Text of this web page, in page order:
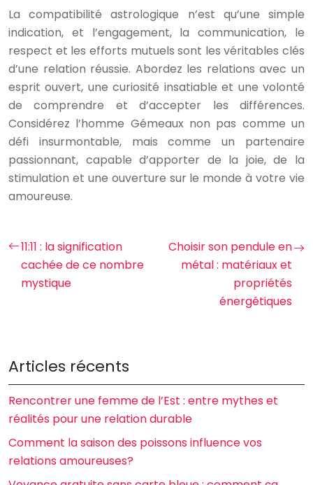
La compatibilité astrologique n’est qu’une simple
indication, et l’engagement, la communication, le
respect et les efforts mutuels sont les véritables clés
d’une relation réussie. Abordez les relations avec un
esprit ouvert, une curiosité insatiable et une volonté
de comprendre et d’accepter les différences.
Considérez l’homme Gémeaux non pas comme un
défi insurmontable, mais comme un partenaire
passionnant, capable d’apporter de la joie, de la
stimulation et une ouverture sur le monde à votre vie
amoureuse.
11:11 : la signification
cachée de ce nombre
mystique
Choisir son pendule en
métal : matériaux et
propriétés
énergétiques
Articles récents
Rencontrer une femme de l’Est : entre mythes et
réalités pour une relation durable
Comment la saison des poissons influence vos
relations amoureuses?